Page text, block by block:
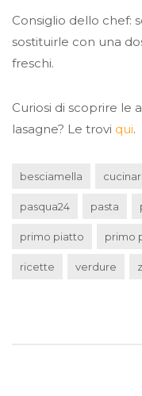
Consiglio dello chef:
sostituirle con una
freschi.
Curiosi di scoprire le
lasagne? Le trovi qui.
besciamella
pasqua24 pasta
primo piatto primo
ricette verdure